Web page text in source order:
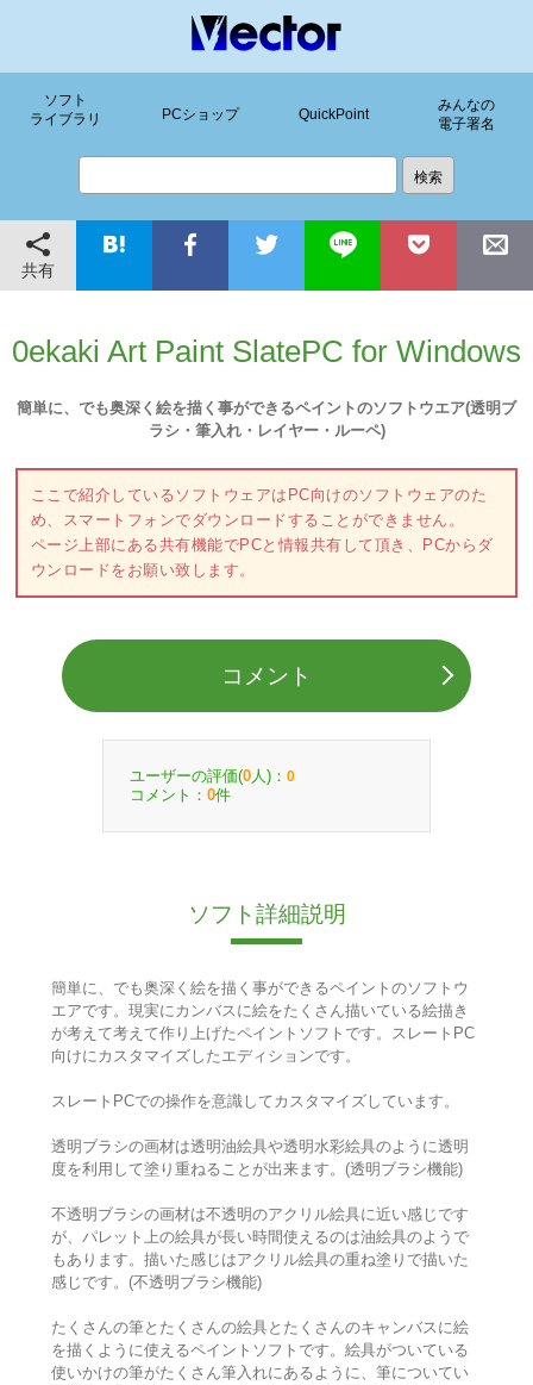
ソフト
ライブラリ
PCショップ QuickPoint
みんなの
電子署名
共有
0ekaki Art Paint SlatePC for Windows
簡単に、でも奥深く絵を描く事ができるペイントのソフトウエア(透明ブ
ラシ・筆入れ・レイヤー・ルーペ)
ここで紹介しているソフトウェアはPC向けのソフトウェアのた
め、スマートフォンでダウンロードすることができません。
ページ上部にある共有機能でPCと情報共有して頂き、PCからダ
ウンロードをお願い致します。
コメント
ユーザーの評価(0 人)： 0
コメント： 0件
ソフト詳細説明
簡単に、でも奥深く絵を描く事ができるペイントのソフトウ
エアです。現実にカンバスに絵をたくさん描いている絵描き
が考えて考えて作り上げたペイントソフトです。スレートPC
向けにカスタマイズしたエディションです。
スレートPCでの操作を意識してカスタマイズしています。
透明ブラシの画材は透明油絵具や透明水彩絵具のように透明
度を利用して塗り重ねることが出来ます。(透明ブラシ機能)
不透明ブラシの画材は不透明のアクリル絵具に近い感じです
が、パレット上の絵具が長い時間使えるのは油絵具のようで
もあります。描いた感じはアクリル絵具の重ね塗りで描いた
感じです。(不透明ブラシ機能)
たくさんの筆とたくさんの絵具とたくさんのキャンバスに絵
を描くように使えるペイントソフトです。絵具がついている
使いかけの筆がたくさん筆入れにあるように、筆についてい